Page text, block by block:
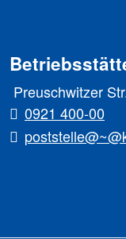
Preuschwitzer
0921 400-00